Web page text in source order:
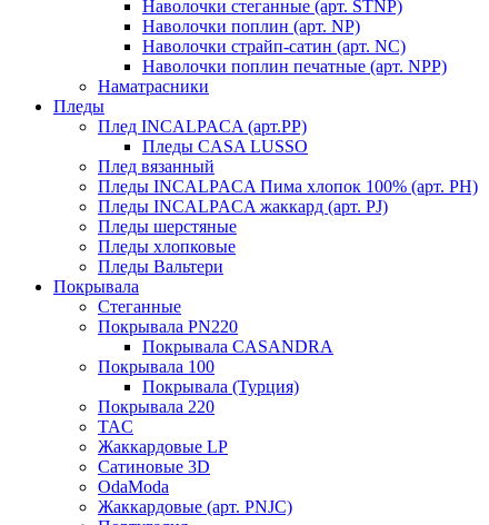
Наволочки стеганные (арт. STNP)
Наволочки поплин (арт. NP)
Наволочки страйп-сатин (арт. NC)
Наволочки поплин печатные (арт. NPP)
Наматрасники
Пледы
Плед INCALPACA (арт.PP)
Пледы CASA LUSSO
Плед вязанный
Пледы INCALPACA Пима хлопок 100% (арт. PH)
Пледы INCALPACA жаккард (арт. PJ)
Пледы шерстяные
Пледы хлопковые
Пледы Вальтери
Покрывала
Стеганные
Покрывала PN220
Покрывала CASANDRA
Покрывала 100
Покрывала (Турция)
Покрывала 220
TAC
Жаккардовые LP
Сатиновые 3D
OdaModa
Жаккардовые (арт. PNJC)